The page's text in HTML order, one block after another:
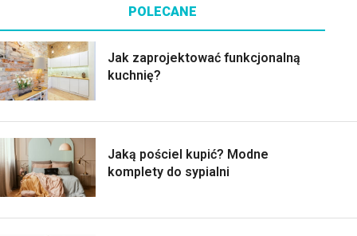
POLECANE
Jak zaprojektować funkcjonalną
kuchnię?
Jaką pościel kupić? Modne
komplety do sypialni